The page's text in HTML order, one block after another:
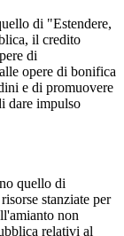
di "Estendere,
il credito
di
opere di bonifica
e di promuovere
dare impulso
quello di
stanziate per
non
relativi al